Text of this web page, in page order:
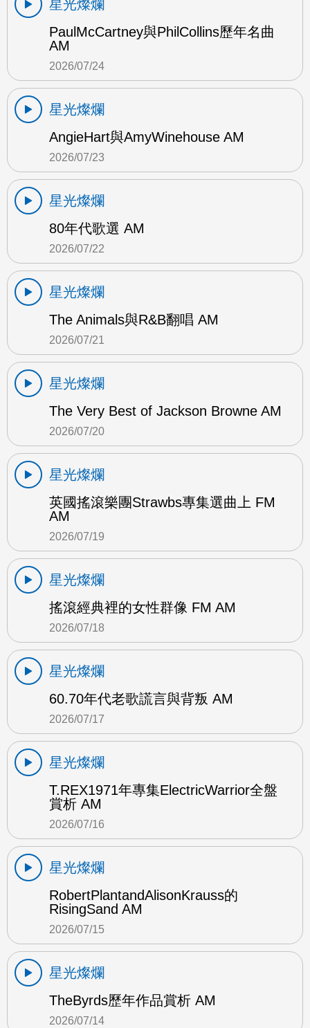
星光燦爛
PaulMcCartney與PhilCollins歷年名曲
AM
2026/07/24
星光燦爛
AngieHart與AmyWinehouse AM
2026/07/23
星光燦爛
80年代歌選 AM
2026/07/22
星光燦爛
The Animals與R&B翻唱 AM
2026/07/21
星光燦爛
The Very Best of Jackson Browne AM
2026/07/20
星光燦爛
英國搖滾樂團Strawbs專集選曲上 FM
AM
2026/07/19
星光燦爛
搖滾經典裡的女性群像 FM AM
2026/07/18
星光燦爛
60.70年代老歌謊言與背叛 AM
2026/07/17
星光燦爛
T.REX1971年專集ElectricWarrior全盤
賞析 AM
2026/07/16
星光燦爛
RobertPlantandAlisonKrauss的
RisingSand AM
2026/07/15
星光燦爛
TheByrds歷年作品賞析 AM
2026/07/14